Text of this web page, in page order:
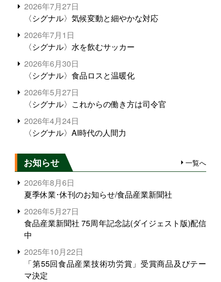
2026年7月27日
〈シグナル〉気候変動と細やかな対応
2026年7月1日
〈シグナル〉水を飲むサッカー
2026年6月30日
〈シグナル〉食品ロスと温暖化
2026年5月27日
〈シグナル〉これからの働き方は司令官
2026年4月24日
〈シグナル〉AI時代の人間力
お知らせ 一覧へ
2026年8月6日
夏季休業･休刊のお知らせ/食品産業新聞社
2026年5月27日
食品産業新聞社 75周年記念誌(ダイジェスト版)配信
中
2025年10月22日
「第55回食品産業技術功労賞」受賞商品及びテー
マ決定